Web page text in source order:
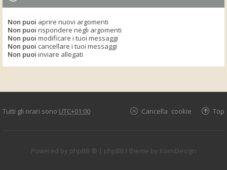
Non puoi aprire nuovi argomenti
Non puoi rispondere negli argomenti
Non puoi modificare i tuoi messaggi
Non puoi cancellare i tuoi messaggi
Non puoi inviare allegati
Tutti gli orari sono UTC+01:00 Top
Cancella cookie
Powered by phpBB ® | phpBB3 theme by KomiDesign